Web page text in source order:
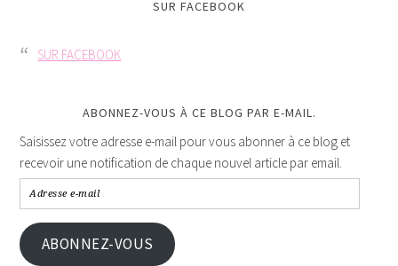
SUR FACEBOOK
SUR FACEBOOK
ABONNEZ-VOUS À CE BLOG PAR E-MAIL.
Saisissez votre adresse e-mail pour vous abonner à ce blog et
recevoir une notification de chaque nouvel article par email.
ABONNEZ-VOUS